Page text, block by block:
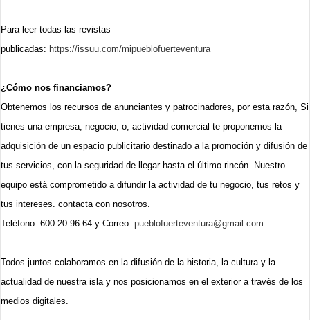
Para leer todas las revistas
publicadas: https://issuu.com/mipueblofuerteventura
¿Cómo nos financiamos?
Obtenemos los recursos de anunciantes y patrocinadores, por esta razón, Si
tienes una empresa, negocio, o, actividad comercial te proponemos la
adquisición de un espacio publicitario destinado a la promoción y difusión de
tus servicios, con la seguridad de llegar hasta el último rincón. Nuestro
equipo está comprometido a difundir la actividad de tu negocio, tus retos y
tus intereses. contacta con nosotros.
Teléfono: 600 20 96 64 y Correo: pueblofuerteventura@gmail.com
Todos juntos colaboramos en la difusión de la historia, la cultura y la
actualidad de nuestra isla y nos posicionamos en el exterior a través de los
medios digitales.